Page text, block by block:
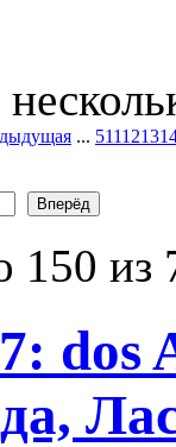
... 5111213
150 из
dos